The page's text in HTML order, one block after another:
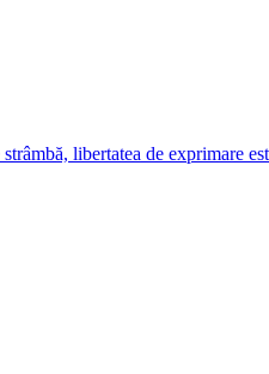
libertatea de exprimare